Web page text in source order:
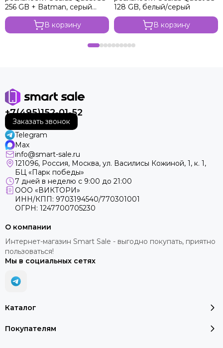
256 GB + Batman, серый
металлик
В корзину
128 GB, белый/серый
В корзину
+7(495)152-01-52
Заказать звонок
Telegram
Max
info@smart-sale.ru
121096, Россия, Москва, ул. Василисы Кожиной, 1, к. 1,
БЦ «Парк победы»
7 дней в неделю с 9:00 до 21:00
ООО «ВИКТОРИ»
ИНН/КПП: 9703194540/770301001
ОГРН: 1247700705230
Каталог
Покупателям
О компании
Интернет-магазин Smart Sale - выгодно покупать, приятно
пользоваться!
Мы в социальных сетях